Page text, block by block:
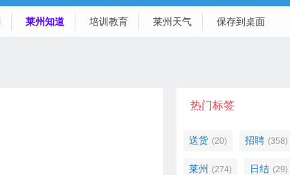
莱州知道 培训教育 莱州天气 保存到桌面
热门标签
送货 (20) 招聘 (358)
莱州 (274) 日结 (29)